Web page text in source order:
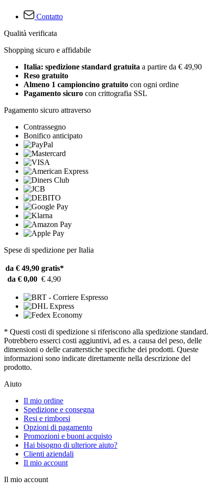
Contatto
Qualità verificata
Shopping sicuro e affidabile
Italia: spedizione standard gratuita a partire da € 49,90
Reso gratuito
Almeno 1 campioncino gratuito con ogni ordine
Pagamento sicuro con crittografia SSL
Pagamento sicuro attraverso
Contrassegno
Bonifico anticipato
Spese di spedizione per Italia
da € 49,90 gratis*
da € 0,00 € 4,90
* Questi costi di spedizione si riferiscono alla spedizione standard.
Potrebbero esserci costi aggiuntivi, ad es. a causa del peso, delle
dimensioni o delle caratterstiche specifiche dei prodotti. Queste
informazioni sono indicate direttamente nella descrizione del
prodotto.
Aiuto
Il mio ordine
Spedizione e consegna
Resi e rimborsi
Opzioni di pagamento
Promozioni e buoni acquisto
Hai bisogno di ulteriore aiuto?
Clienti aziendali
Il mio account
Il mio account